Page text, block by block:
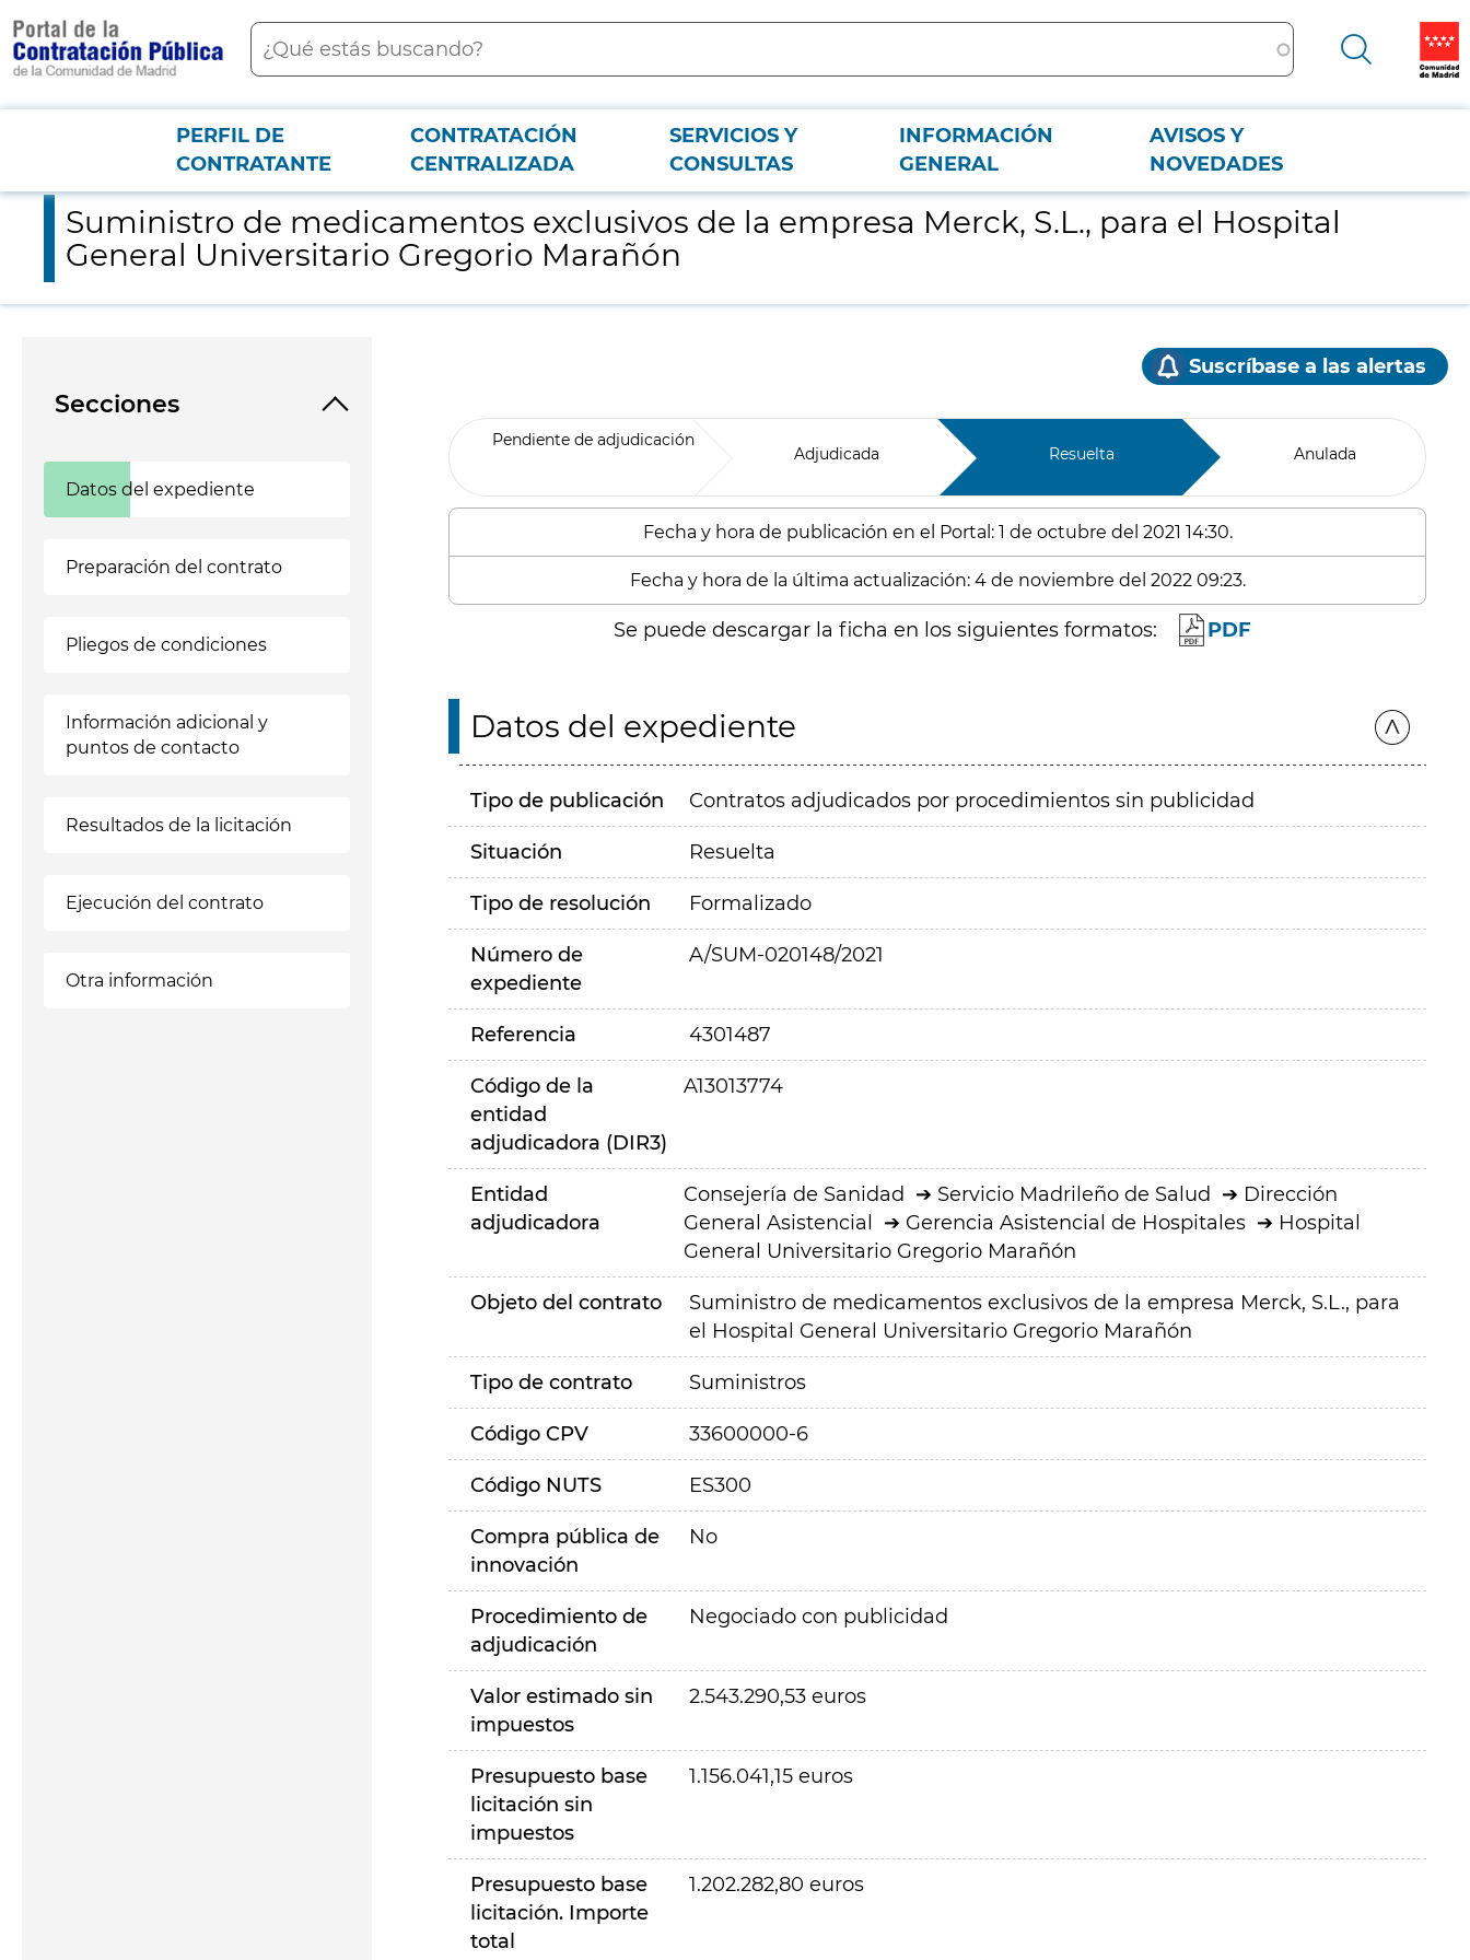
contenido
principal
Buscar
Menú PCON
PERFIL DE
CONTRATANTE
CONTRATACIÓN
CENTRALIZADA
SERVICIOS Y
CONSULTAS
INFORMACIÓN
GENERAL
AVISOS Y
NOVEDADES
Suministro de medicamentos exclusivos de la empresa Merck, S.L., para el Hospital General Universitario Gregorio Marañón
Suministro de medicamentos exclusivos de la empresa Merck, S.L., para el Hospital
General Universitario Gregorio Marañón
Secciones
Datos del expediente
Preparación del contrato
Pliegos de condiciones
Información adicional y
puntos de contacto
Resultados de la licitación
Ejecución del contrato
Otra información
Suscríbase a las alertas
Pendiente de adjudicación
Adjudicada Resuelta Anulada
Fecha y hora de publicación en el Portal: 1 de octubre del 2021 14:30.
Fecha y hora de la última actualización: 4 de noviembre del 2022 09:23.
Se puede descargar la ficha en los siguientes formatos: PDF
Datos del expediente
Tipo de publicación Contratos adjudicados por procedimientos sin publicidad
Situación Resuelta
Tipo de resolución Formalizado
Número de
expediente
A/SUM-020148/2021
Referencia 4301487
Código de la
entidad
adjudicadora (DIR3)
A13013774
Entidad
adjudicadora
Consejería de Sanidad Servicio Madrileño de Salud
Dirección
General Asistencial
Gerencia Asistencial de Hospitales
Hospital
General Universitario Gregorio Marañón
Objeto del contrato
Suministro de medicamentos exclusivos de la empresa Merck, S.L., para
el Hospital General Universitario Gregorio Marañón
Tipo de contrato Suministros
Código CPV 33600000-6
Código NUTS ES300
Compra pública de
innovación
No
Procedimiento de
adjudicación
Negociado con publicidad
Valor estimado sin
impuestos
2.543.290,53 euros
Presupuesto base
licitación sin
impuestos
1.156.041,15 euros
Presupuesto base
licitación. Importe
total
1.202.282,80 euros